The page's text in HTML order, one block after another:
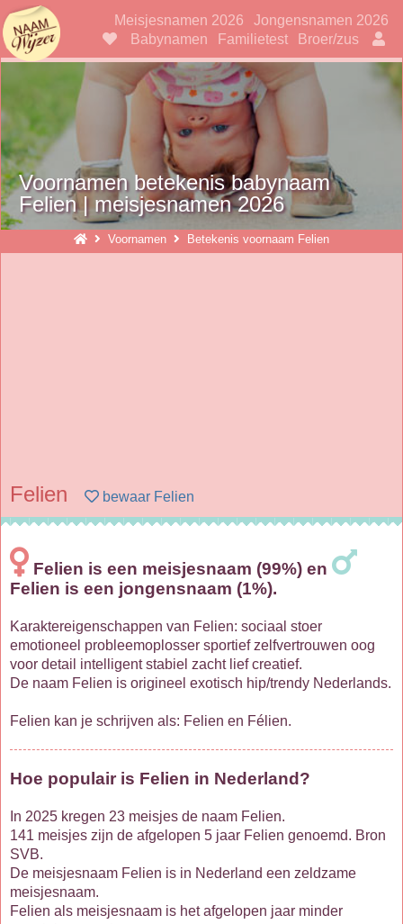
NaamwijzerMeisjesnamen 2026
Jongensnamen 2026
Babynamen
Familietest Broer/zus
Voornamen betekenis babynaam
Felien | meisjesnamen 2026
Voornamen Betekenis voornaam Felien
Felien bewaar Felien
Felien is een meisjesnaam (99%) en
Felien is een jongensnaam (1%).
Karaktereigenschappen van Felien: sociaal stoer
emotioneel probleemoplosser sportief zelfvertrouwen oog
voor detail intelligent stabiel zacht lief creatief.
De naam Felien is origineel exotisch hip/trendy Nederlands.
Felien kan je schrijven als: Felien en Félien.
Hoe populair is Felien in Nederland?
In 2025 kregen 23 meisjes de naam Felien.
141 meisjes zijn de afgelopen 5 jaar Felien genoemd. Bron
SVB.
De meisjesnaam Felien is in Nederland een zeldzame
meisjesnaam.
Felien als meisjesnaam is het afgelopen jaar minder